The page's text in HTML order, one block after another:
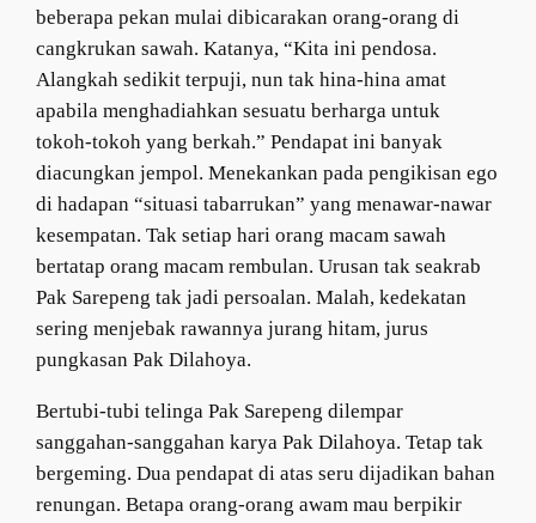
beberapa pekan mulai dibicarakan orang-orang di
cangkrukan sawah. Katanya, “Kita ini pendosa.
Alangkah sedikit terpuji, nun tak hina-hina amat
apabila menghadiahkan sesuatu berharga untuk
tokoh-tokoh yang berkah.” Pendapat ini banyak
diacungkan jempol. Menekankan pada pengikisan ego
di hadapan “situasi tabarrukan” yang menawar-nawar
kesempatan. Tak setiap hari orang macam sawah
bertatap orang macam rembulan. Urusan tak seakrab
Pak Sarepeng tak jadi persoalan. Malah, kedekatan
sering menjebak rawannya jurang hitam, jurus
pungkasan Pak Dilahoya.
Bertubi-tubi telinga Pak Sarepeng dilempar
sanggahan-sanggahan karya Pak Dilahoya. Tetap tak
bergeming. Dua pendapat di atas seru dijadikan bahan
renungan. Betapa orang-orang awam mau berpikir